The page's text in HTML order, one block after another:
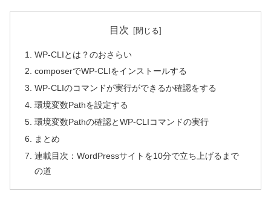
目次
WP-CLIとは？のおさらい
composerでWP-CLIをインストールする
WP-CLIのコマンドが実行ができるか確認をする
環境変数Pathを設定する
環境変数Pathの確認とWP-CLIコマンドの実行
まとめ
連載目次：WordPressサイトを10分で立ち上げるまで
の道